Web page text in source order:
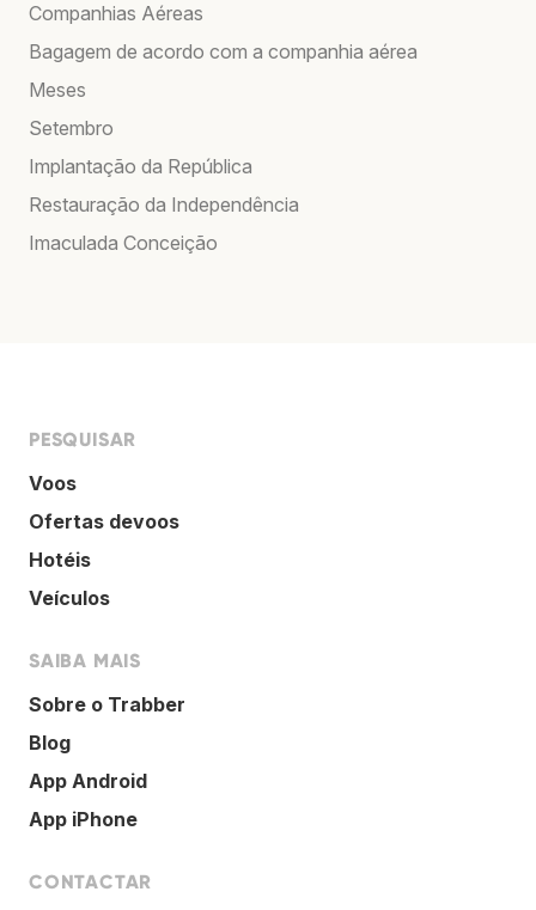
Companhias Aéreas
Bagagem de acordo com a companhia aérea
Meses
Setembro
Implantação da República
Restauração da Independência
Imaculada Conceição
PESQUISAR
Voos
Ofertas devoos
Hotéis
Veículos
SAIBA MAIS
Sobre o Trabber
Blog
App Android
App iPhone
CONTACTAR